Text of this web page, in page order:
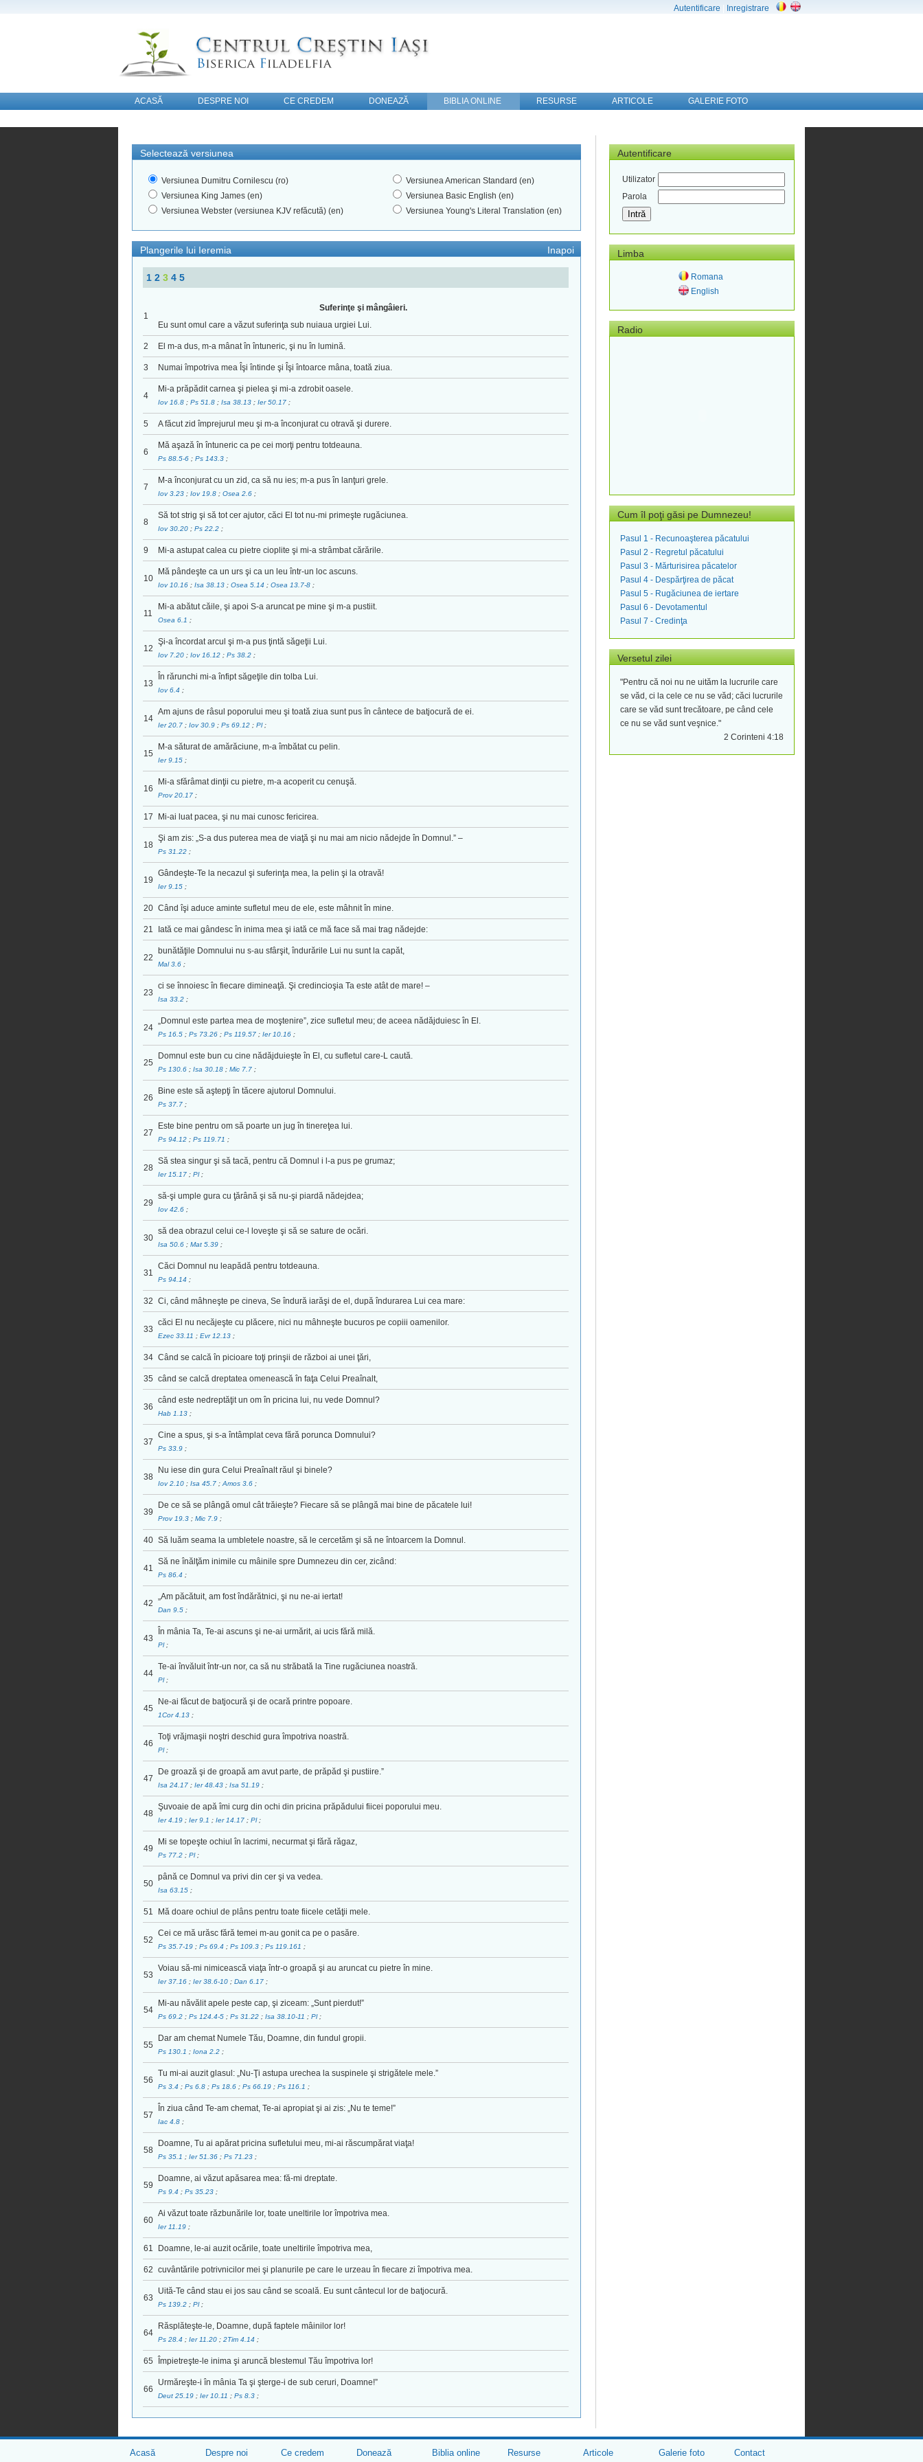
Autentificare Inregistrare
ACASĂ DESPRE NOI CE CREDEM DONEAZĂ BIBLIA ONLINE RESURSE ARTICOLE
GALERIE FOTO
Selectează versiunea
Versiunea Dumitru Cornilescu (ro)
Versiunea King James (en)
Versiunea Webster (versiunea KJV refăcută) (en)
Versiunea American Standard (en)
Versiunea Basic English (en)
Versiunea Young's Literal Translation (en)
Plangerile lui Ieremia Inapoi
1 2 3 4 5
1
Suferinţe şi mângâieri.
Eu sunt omul care a văzut suferinţa sub nuiaua urgiei Lui.
2 El m-a dus, m-a mânat în întuneric, şi nu în lumină.
3 Numai împotriva mea Îşi întinde şi Îşi întoarce mâna, toată ziua.
4
Mi-a prăpădit carnea şi pielea şi mi-a zdrobit oasele.
Iov 16.8 ; Ps 51.8 ; Isa 38.13 ; Ier 50.17 ;
5 A făcut zid împrejurul meu şi m-a înconjurat cu otravă şi durere.
6
Mă aşază în întuneric ca pe cei morţi pentru totdeauna.
Ps 88.5-6 ; Ps 143.3 ;
7
M-a înconjurat cu un zid, ca să nu ies; m-a pus în lanţuri grele.
Iov 3.23 ; Iov 19.8 ; Osea 2.6 ;
8
Să tot strig şi să tot cer ajutor, căci El tot nu-mi primeşte rugăciunea.
Iov 30.20 ; Ps 22.2 ;
9 Mi-a astupat calea cu pietre cioplite şi mi-a strâmbat cărările.
10
Mă pândeşte ca un urs şi ca un leu într-un loc ascuns.
Iov 10.16 ; Isa 38.13 ; Osea 5.14 ; Osea 13.7-8 ;
11
Mi-a abătut căile, şi apoi S-a aruncat pe mine şi m-a pustiit.
Osea 6.1 ;
12
Şi-a încordat arcul şi m-a pus ţintă săgeţii Lui.
Iov 7.20 ; Iov 16.12 ; Ps 38.2 ;
13
În rărunchi mi-a înfipt săgeţile din tolba Lui.
Iov 6.4 ;
14
Am ajuns de râsul poporului meu şi toată ziua sunt pus în cântece de batjocură de ei.
Ier 20.7 ; Iov 30.9 ; Ps 69.12 ; Pl ;
15
M-a săturat de amărăciune, m-a îmbătat cu pelin.
Ier 9.15 ;
16
Mi-a sfărâmat dinţii cu pietre, m-a acoperit cu cenuşă.
Prov 20.17 ;
17 Mi-ai luat pacea, şi nu mai cunosc fericirea.
18
Şi am zis: „S-a dus puterea mea de viaţă şi nu mai am nicio nădejde în Domnul.” –
Ps 31.22 ;
19
Gândeşte-Te la necazul şi suferinţa mea, la pelin şi la otravă!
Ier 9.15 ;
20 Când îşi aduce aminte sufletul meu de ele, este mâhnit în mine.
21 Iată ce mai gândesc în inima mea şi iată ce mă face să mai trag nădejde:
22
bunătăţile Domnului nu s-au sfârşit, îndurările Lui nu sunt la capăt,
Mal 3.6 ;
23
ci se înnoiesc în fiecare dimineaţă. Şi credincioşia Ta este atât de mare! –
Isa 33.2 ;
24
„Domnul este partea mea de moştenire”, zice sufletul meu; de aceea nădăjduiesc în El.
Ps 16.5 ; Ps 73.26 ; Ps 119.57 ; Ier 10.16 ;
25
Domnul este bun cu cine nădăjduieşte în El, cu sufletul care-L caută.
Ps 130.6 ; Isa 30.18 ; Mic 7.7 ;
26
Bine este să aştepţi în tăcere ajutorul Domnului.
Ps 37.7 ;
27
Este bine pentru om să poarte un jug în tinereţea lui.
Ps 94.12 ; Ps 119.71 ;
28
Să stea singur şi să tacă, pentru că Domnul i l-a pus pe grumaz;
Ier 15.17 ; Pl ;
29
să-şi umple gura cu ţărână şi să nu-şi piardă nădejdea;
Iov 42.6 ;
30
să dea obrazul celui ce-l loveşte şi să se sature de ocări.
Isa 50.6 ; Mat 5.39 ;
31
Căci Domnul nu leapădă pentru totdeauna.
Ps 94.14 ;
32 Ci, când mâhneşte pe cineva, Se îndură iarăşi de el, după îndurarea Lui cea mare:
33
căci El nu necăjeşte cu plăcere, nici nu mâhneşte bucuros pe copiii oamenilor.
Ezec 33.11 ; Evr 12.13 ;
34 Când se calcă în picioare toţi prinşii de război ai unei ţări,
35 când se calcă dreptatea omenească în faţa Celui Preaînalt,
36
când este nedreptăţit un om în pricina lui, nu vede Domnul?
Hab 1.13 ;
37
Cine a spus, şi s-a întâmplat ceva fără porunca Domnului?
Ps 33.9 ;
38
Nu iese din gura Celui Preaînalt răul şi binele?
Iov 2.10 ; Isa 45.7 ; Amos 3.6 ;
39
De ce să se plângă omul cât trăieşte? Fiecare să se plângă mai bine de păcatele lui!
Prov 19.3 ; Mic 7.9 ;
40 Să luăm seama la umbletele noastre, să le cercetăm şi să ne întoarcem la Domnul.
41
Să ne înălţăm inimile cu mâinile spre Dumnezeu din cer, zicând:
Ps 86.4 ;
42
„Am păcătuit, am fost îndărătnici, şi nu ne-ai iertat!
Dan 9.5 ;
43
În mânia Ta, Te-ai ascuns şi ne-ai urmărit, ai ucis fără milă.
Pl ;
44
Te-ai învăluit într-un nor, ca să nu străbată la Tine rugăciunea noastră.
Pl ;
45
Ne-ai făcut de batjocură şi de ocară printre popoare.
1Cor 4.13 ;
46
Toţi vrăjmaşii noştri deschid gura împotriva noastră.
Pl ;
47
De groază şi de groapă am avut parte, de prăpăd şi pustiire.”
Isa 24.17 ; Ier 48.43 ; Isa 51.19 ;
48
Şuvoaie de apă îmi curg din ochi din pricina prăpădului fiicei poporului meu.
Ier 4.19 ; Ier 9.1 ; Ier 14.17 ; Pl ;
49
Mi se topeşte ochiul în lacrimi, necurmat şi fără răgaz,
Ps 77.2 ; Pl ;
50
până ce Domnul va privi din cer şi va vedea.
Isa 63.15 ;
51 Mă doare ochiul de plâns pentru toate fiicele cetăţii mele.
52
Cei ce mă urăsc fără temei m-au gonit ca pe o pasăre.
Ps 35.7-19 ; Ps 69.4 ; Ps 109.3 ; Ps 119.161 ;
53
Voiau să-mi nimicească viaţa într-o groapă şi au aruncat cu pietre în mine.
Ier 37.16 ; Ier 38.6-10 ; Dan 6.17 ;
54
Mi-au năvălit apele peste cap, şi ziceam: „Sunt pierdut!”
Ps 69.2 ; Ps 124.4-5 ; Ps 31.22 ; Isa 38.10-11 ; Pl ;
55
Dar am chemat Numele Tău, Doamne, din fundul gropii.
Ps 130.1 ; Iona 2.2 ;
56
Tu mi-ai auzit glasul: „Nu-Ţi astupa urechea la suspinele şi strigătele mele.”
Ps 3.4 ; Ps 6.8 ; Ps 18.6 ; Ps 66.19 ; Ps 116.1 ;
57
În ziua când Te-am chemat, Te-ai apropiat şi ai zis: „Nu te teme!”
Iac 4.8 ;
58
Doamne, Tu ai apărat pricina sufletului meu, mi-ai răscumpărat viaţa!
Ps 35.1 ; Ier 51.36 ; Ps 71.23 ;
59
Doamne, ai văzut apăsarea mea: fă-mi dreptate.
Ps 9.4 ; Ps 35.23 ;
60
Ai văzut toate răzbunările lor, toate uneltirile lor împotriva mea.
Ier 11.19 ;
61 Doamne, le-ai auzit ocările, toate uneltirile împotriva mea,
62 cuvântările potrivnicilor mei şi planurile pe care le urzeau în fiecare zi împotriva mea.
63
Uită-Te când stau ei jos sau când se scoală. Eu sunt cântecul lor de batjocură.
Ps 139.2 ; Pl ;
64
Răsplăteşte-le, Doamne, după faptele mâinilor lor!
Ps 28.4 ; Ier 11.20 ; 2Tim 4.14 ;
65 Împietreşte-le inima şi aruncă blestemul Tău împotriva lor!
66
Urmăreşte-i în mânia Ta şi şterge-i de sub ceruri, Doamne!”
Deut 25.19 ; Ier 10.11 ; Ps 8.3 ;
Autentificare
Utilizator
Parola
Limba
Romana
English
Radio
Cum îl poţi găsi pe Dumnezeu!
Pasul 1 - Recunoaşterea păcatului
Pasul 2 - Regretul păcatului
Pasul 3 - Mărturisirea păcatelor
Pasul 4 - Despărţirea de păcat
Pasul 5 - Rugăciunea de iertare
Pasul 6 - Devotamentul
Pasul 7 - Credinţa
Versetul zilei
"Pentru că noi nu ne uităm la lucrurile care
se văd, ci la cele ce nu se văd; căci lucrurile
care se văd sunt trecătoare, pe când cele
ce nu se văd sunt veşnice."
2 Corinteni 4:18
Acasă Despre noi Ce credem Donează Biblia online Resurse Articole Galerie foto Contact